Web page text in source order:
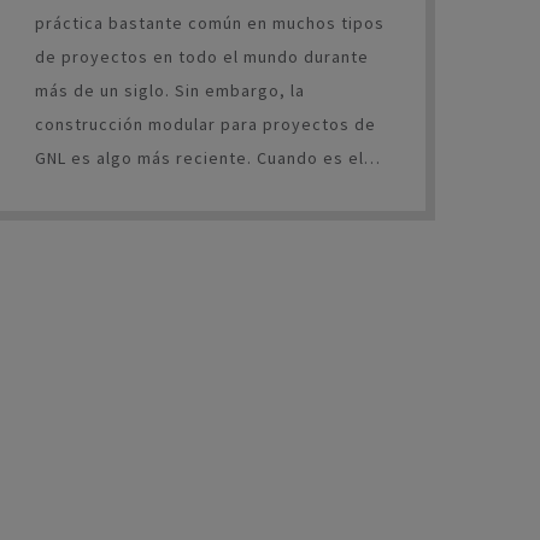
práctica bastante común en muchos tipos
de proyectos en todo el mundo durante
más de un siglo. Sin embargo, la
construcción modular para proyectos de
GNL es algo más reciente. Cuando es el